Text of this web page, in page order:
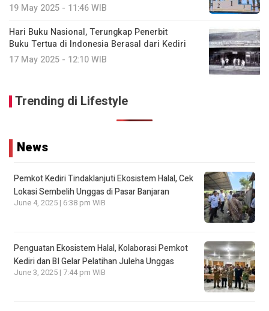
19 May 2025 - 11:46 WIB
Hari Buku Nasional, Terungkap Penerbit
Buku Tertua di Indonesia Berasal dari Kediri
17 May 2025 - 12:10 WIB
Trending di Lifestyle
News
Pemkot Kediri Tindaklanjuti Ekosistem Halal, Cek
Lokasi Sembelih Unggas di Pasar Banjaran
June 4, 2025 | 6:38 pm WIB
Penguatan Ekosistem Halal, Kolaborasi Pemkot
Kediri dan BI Gelar Pelatihan Juleha Unggas
June 3, 2025 | 7:44 pm WIB